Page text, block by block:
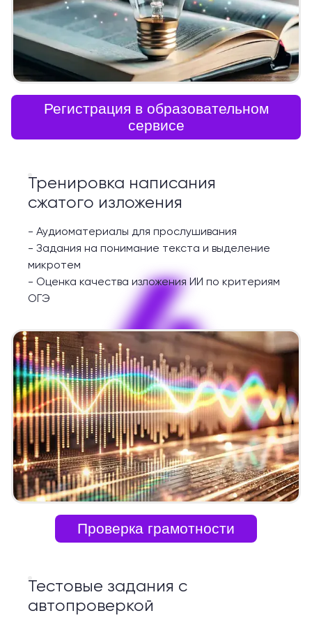
Регистрация в образовательном
сервисе
4
Тренировка написания
сжатого изложения
- Аудиоматериалы для прослушивания
- Задания на понимание текста и выделение
микротем
- Оценка качества изложения ИИ по критериям
ОГЭ
Проверка грамотности
Тестовые задания с
автопроверкой